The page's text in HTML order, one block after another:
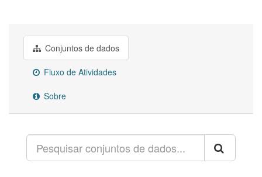
Conjuntos de dados
Fluxo de Atividades
Sobre